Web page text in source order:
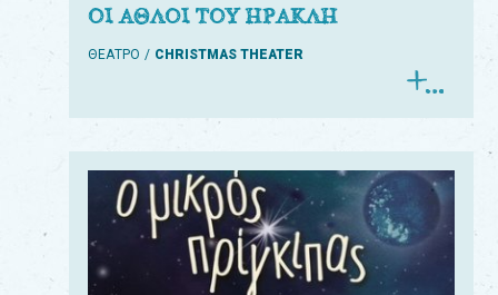
ΟΙ ΑΘΛΟΙ ΤΟΥ ΗΡΑΚΛΗ
ΘΕΑΤΡΟ CHRISTMAS THEATER